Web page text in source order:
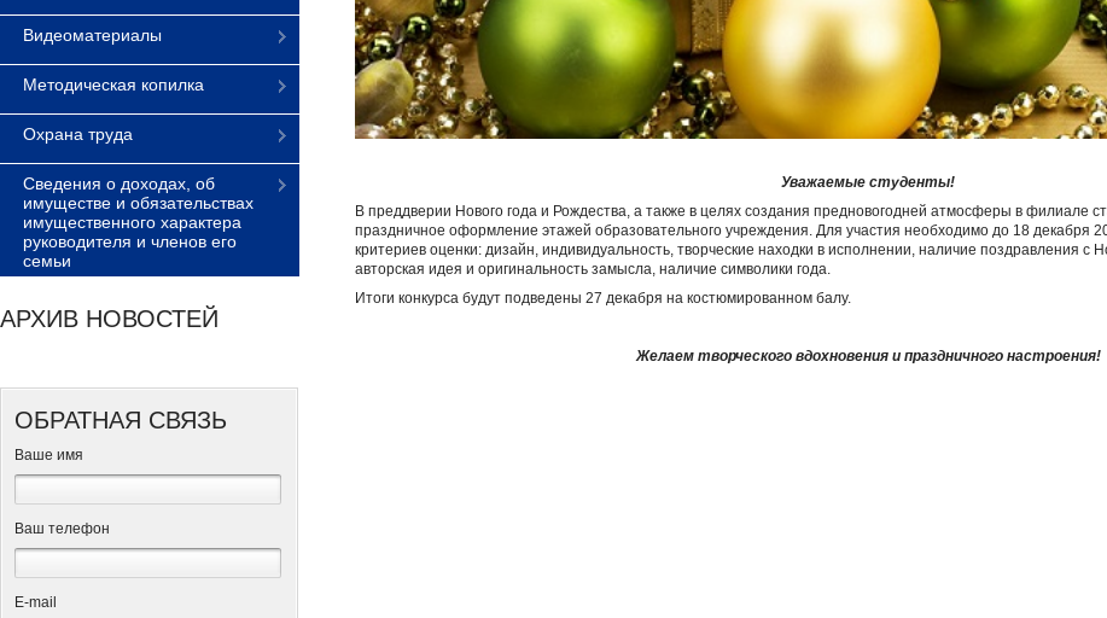
Видеоматериалы
Методическая копилка
Охрана труда
Сведения о доходах, об
имуществе и обязательствах
имущественного характера
руководителя и членов его
семьи
АРХИВ НОВОСТЕЙ
ОБРАТНАЯ СВЯЗЬ
Ваше имя
Ваш телефон
Е-mail
Уважаемые студенты!
В преддверии Нового года и Рождества, а также в целях создания предновогодней атмосферы в филиале
праздничное оформление этажей образовательного учреждения. Для участия необходимо до 18 декабря
критериев оценки: дизайн, индивидуальность, творческие находки в исполнении, наличие поздравления с
авторская идея и оригинальность замысла, наличие символики года.
Итоги конкурса будут подведены 27 декабря на костюмированном балу.
Желаем творческого вдохновения и праздничного настроения!